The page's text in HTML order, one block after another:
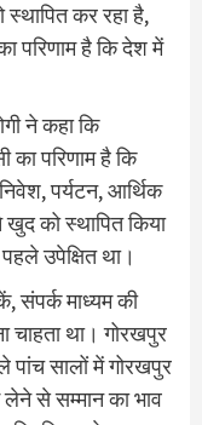
कर रहा है,
परिणाम है कि देश में
ने कहा कि
का परिणाम है कि
पर्यटन, आर्थिक
को स्थापित किया
उपेक्षित था।
संपर्क माध्यम की
चाहता था। गोरखपुर
पांच सालों में गोरखपुर
से सम्मान का भाव